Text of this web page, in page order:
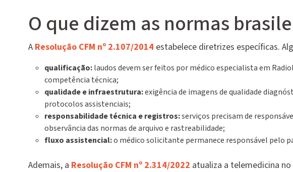
O que dizem as normas
A Resolução CFM nº 2.107/2014 estabelece diretrizes específicas.
qualificação:laudos devem ser feitos por médico especialista em
competência técnica;
qualidade e infraestrutura:exigência de imagens de qualidade
protocolos assistenciais;
responsabilidade técnica e registros:serviços precisam de
observância das normas de arquivo e rastreabilidade;
fluxo assistencial:o médico solicitante permanece responsável pelo
Ademais, a Resolução CFM nº 2.314/2022 atualiza a telemedicina